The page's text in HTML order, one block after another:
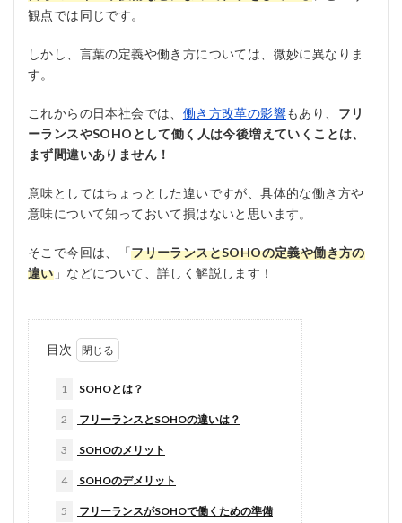
観点では同じです。
しかし、言葉の定義や働き方については、微妙に異なりま
す。
これからの日本社会では、 働き方改革の影響もあり、 フリ
ーランスやSOHOとして働く人は今後増えていくことは、
まず間違いありません！
意味としてはちょっとした違いですが、具体的な働き方や
意味について知っておいて損はないと思います。
そこで今回は、「フリーランスとSOHOの定義や働き方の
違い」などについて、詳しく解説します！
目次
1 SOHOとは？
2 フリーランスとSOHOの違いは？
3 SOHOのメリット
4 SOHOのデメリット
5 フリーランスがSOHOで働くための準備